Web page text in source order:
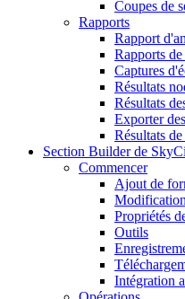
Coupes de
Rapports
Rapport
Rapports
Captures
Résultats
Résultats
Exporter
Résultats
Section Builder de
Commencer
Ajout de
Propriétés
Outils
Intégration